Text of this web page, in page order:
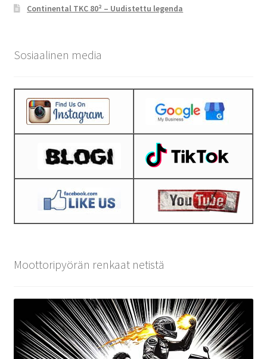
Continental TKC 80² – Uudistettu legenda
Sosiaalinen media
Moottoripyörän renkaat netistä